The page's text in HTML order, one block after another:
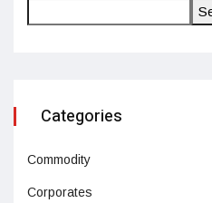
Categories
Commodity
Corporates